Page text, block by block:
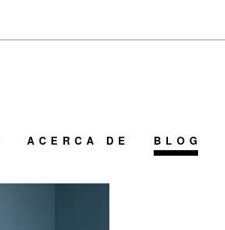
ACERCA DE BLOG